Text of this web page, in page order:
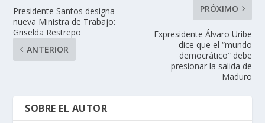
Presidente Santos designa
nueva Ministra de Trabajo:
Griselda Restrepo
ANTERIOR
PRÓXIMO
Expresidente Álvaro Uribe
dice que el “mundo
democrático” debe
presionar la salida de
Maduro
SOBRE EL AUTOR